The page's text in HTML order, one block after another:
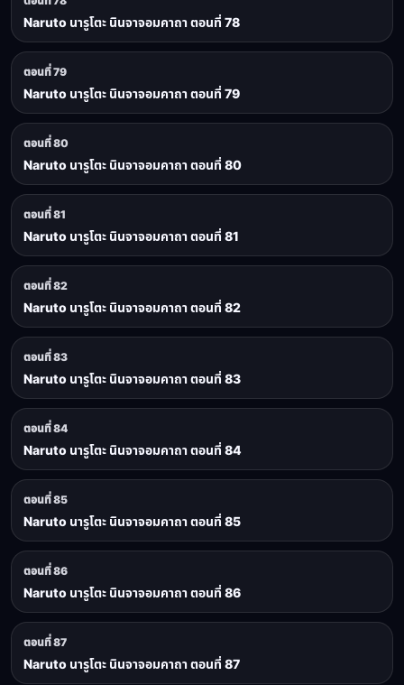
Naruto นารูโตะ นินจาจอมคาถา ตอนที่ 78
ตอนที่ 79
Naruto นารูโตะ นินจาจอมคาถา ตอนที่ 79
ตอนที่ 80
Naruto นารูโตะ นินจาจอมคาถา ตอนที่ 80
ตอนที่ 81
Naruto นารูโตะ นินจาจอมคาถา ตอนที่ 81
ตอนที่ 82
Naruto นารูโตะ นินจาจอมคาถา ตอนที่ 82
ตอนที่ 83
Naruto นารูโตะ นินจาจอมคาถา ตอนที่ 83
ตอนที่ 84
Naruto นารูโตะ นินจาจอมคาถา ตอนที่ 84
ตอนที่ 85
Naruto นารูโตะ นินจาจอมคาถา ตอนที่ 85
ตอนที่ 86
Naruto นารูโตะ นินจาจอมคาถา ตอนที่ 86
ตอนที่ 87
Naruto นารูโตะ นินจาจอมคาถา ตอนที่ 87